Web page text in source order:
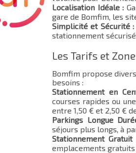
Localisation Idéale :
gare de Bomfim, les
Simplicité et Sécurité :
stationnement
Les Tarifs et
Bomfim propose
besoins :
Stationnement en
courses rapides ou
entre 1,50 € et 2,50 €
Parkings Longue
séjours plus longs, à
Stationnement Gratuit
emplacements